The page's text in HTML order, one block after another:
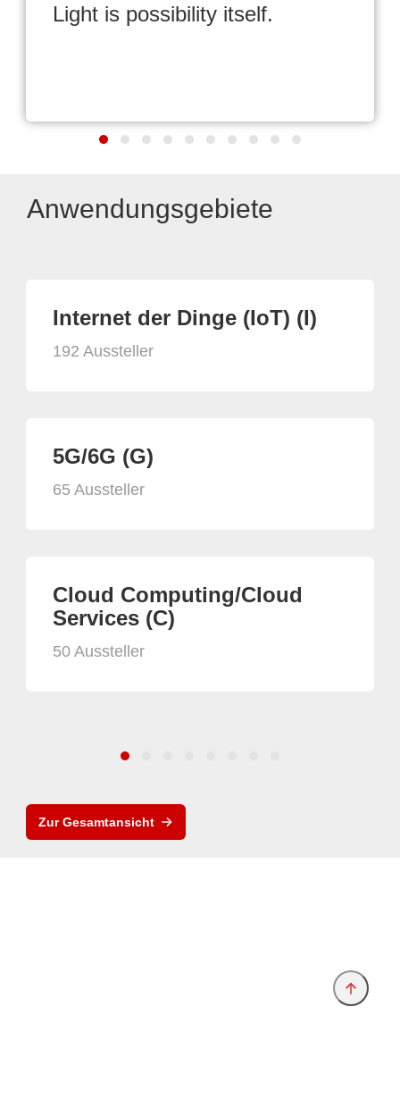
Light is possibility itself.
Anwendungsgebiete
Internet der Dinge (IoT) (I)
192 Aussteller
5G/6G (G)
65 Aussteller
Cloud Computing/Cloud
Services (C)
50 Aussteller
Zur Gesamtansicht